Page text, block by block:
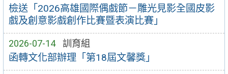
檢送「2026高雄國際偶戲節－雕光見影全國皮影
戲及創意影戲創作比賽暨表演比賽」
2026-07-14 訓育組
函轉文化部辦理「第18屆文馨獎」